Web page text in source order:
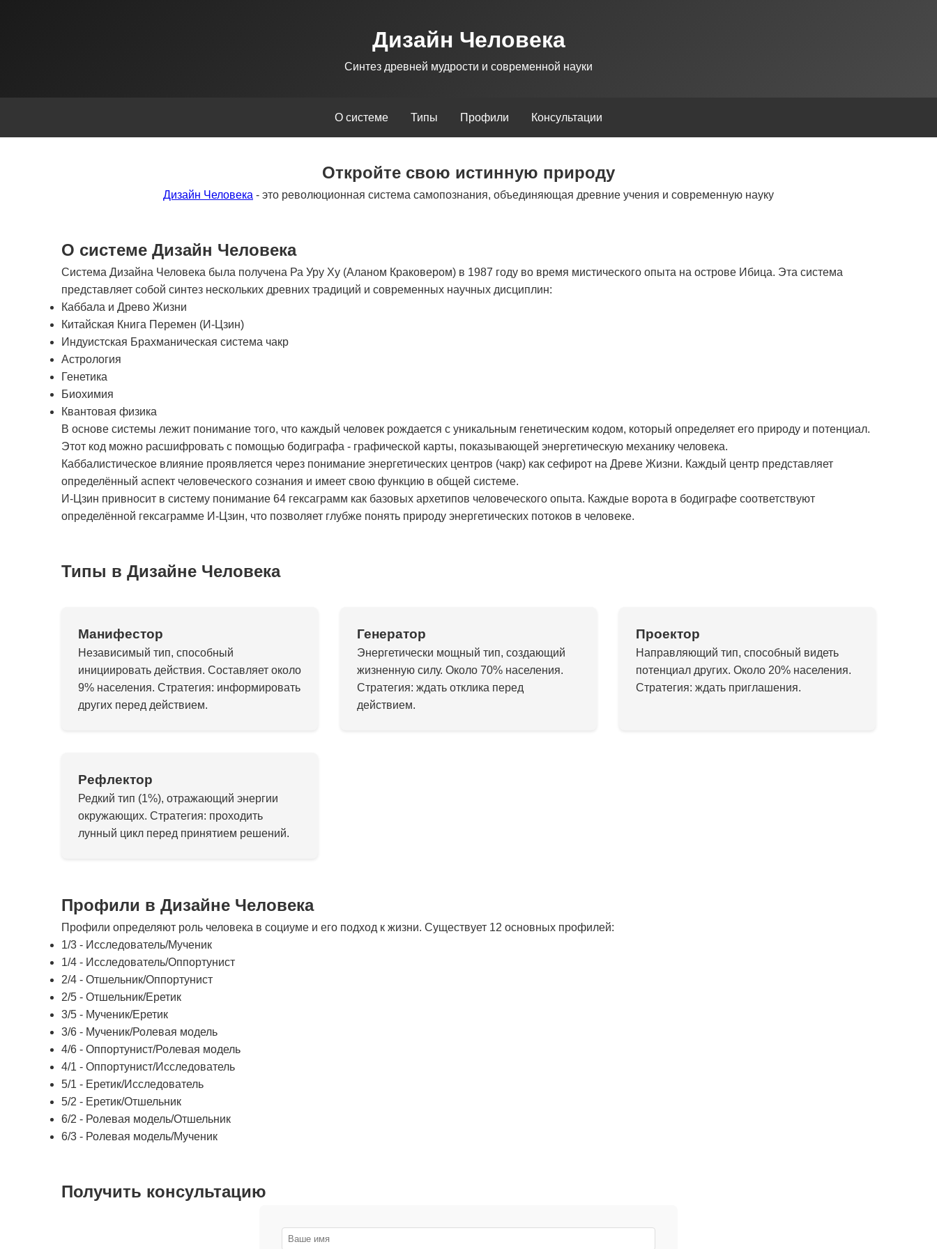
Дизайн Человека
Синтез древней мудрости и современной науки
О системе Типы Профили Консультации
Откройте свою истинную природу
Дизайн Человека - это революционная система самопознания, объединяющая древние учения и современную науку
О системе Дизайн Человека
Система Дизайна Человека была получена Ра Уру Ху (Аланом Краковером) в 1987 году во время мистического опыта на острове Ибица. Эта система
представляет собой синтез нескольких древних традиций и современных научных дисциплин:
Каббала и Древо Жизни
Китайская Книга Перемен (И-Цзин)
Индуистская Брахманическая система чакр
Астрология
Генетика
Биохимия
Квантовая физика
В основе системы лежит понимание того, что каждый человек рождается с уникальным генетическим кодом, который определяет его природу и потенциал.
Этот код можно расшифровать с помощью бодиграфа - графической карты, показывающей энергетическую механику человека.
Каббалистическое влияние проявляется через понимание энергетических центров (чакр) как сефирот на Древе Жизни. Каждый центр представляет
определённый аспект человеческого сознания и имеет свою функцию в общей системе.
И-Цзин привносит в систему понимание 64 гексаграмм как базовых архетипов человеческого опыта. Каждые ворота в бодиграфе соответствуют
определённой гексаграмме И-Цзин, что позволяет глубже понять природу энергетических потоков в человеке.
Типы в Дизайне Человека
Манифестор
Независимый тип, способный
инициировать действия. Составляет около
9% населения. Стратегия: информировать
других перед действием.
Генератор
Энергетически мощный тип, создающий
жизненную силу. Около 70% населения.
Стратегия: ждать отклика перед
действием.
Проектор
Направляющий тип, способный видеть
потенциал других. Около 20% населения.
Стратегия: ждать приглашения.
Рефлектор
Редкий тип (1%), отражающий энергии
окружающих. Стратегия: проходить
лунный цикл перед принятием решений.
Профили в Дизайне Человека
Профили определяют роль человека в социуме и его подход к жизни. Существует 12 основных профилей:
1/3 - Исследователь/Мученик
1/4 - Исследователь/Оппортунист
2/4 - Отшельник/Оппортунист
2/5 - Отшельник/Еретик
3/5 - Мученик/Еретик
3/6 - Мученик/Ролевая модель
4/6 - Оппортунист/Ролевая модель
4/1 - Оппортунист/Исследователь
5/1 - Еретик/Исследователь
5/2 - Еретик/Отшельник
6/2 - Ролевая модель/Отшельник
6/3 - Ролевая модель/Мученик
Получить консультацию